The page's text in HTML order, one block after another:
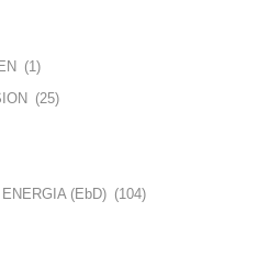
(1)
(25)
(EbD) (104)